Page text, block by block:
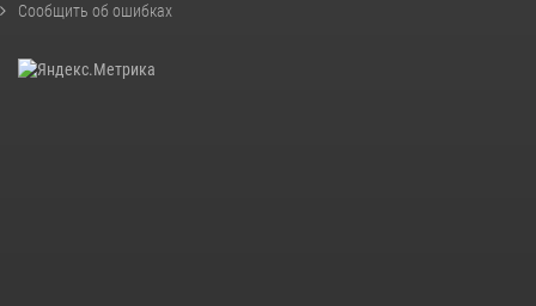
Сообщить об ошибках